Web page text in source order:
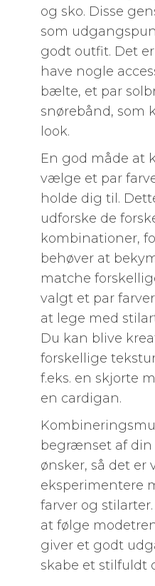
og sko. Disse
som
godt outfit. Det
have nogle
bælte, et par
snørebånd, som
look.
En god måde at
vælge et par
holde dig til.
udforske de
kombinationer,
behøver at
matche
valgt et par
at lege med
Du kan blive
forskellige
f.eks. en skjorte
en cardigan.
begrænset af
ønsker, så det er
eksperimentere
farver og
at følge
giver et godt
skabe et stilfuldt